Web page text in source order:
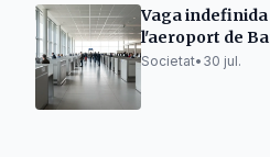
Vaga
l'aeroport de
d'agost
Societat• 30 jul.